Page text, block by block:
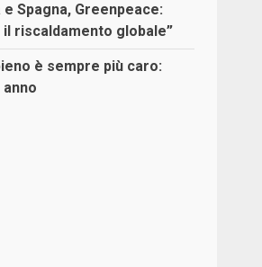
Spagna, Greenpeace:
il riscaldamento globale”
è sempre più caro:
anno